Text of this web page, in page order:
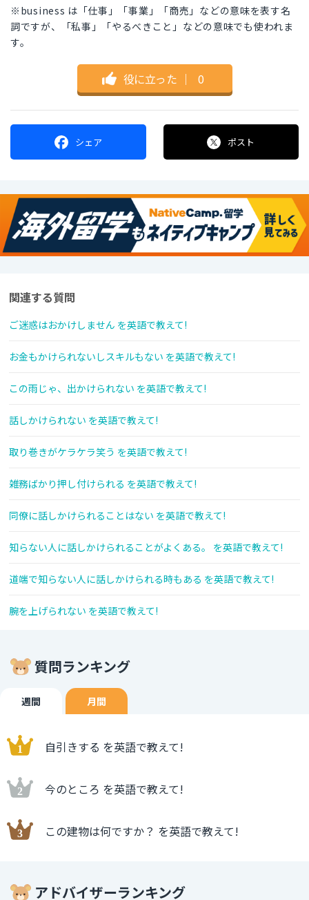
※business は「仕事」「事業」「商売」などの意味を表す名
詞ですが、「私事」「やるべきこと」などの意味でも使われま
す。
役に立った ｜ 0
シェア ポスト
関連する質問
ご迷惑はおかけしません を英語で教えて!
お金もかけられないしスキルもない を英語で教えて!
この雨じゃ、出かけられない を英語で教えて!
話しかけられない を英語で教えて!
取り巻きがケラケラ笑う を英語で教えて!
雑務ばかり押し付けられる を英語で教えて!
同僚に話しかけられることはない を英語で教えて!
知らない人に話しかけられることがよくある。 を英語で教えて!
道端で知らない人に話しかけられる時もある を英語で教えて!
腕を上げられない を英語で教えて!
質問ランキング
週間 月間
自引きする を英語で教えて!
今のところ を英語で教えて!
この建物は何ですか？ を英語で教えて!
アドバイザーランキング